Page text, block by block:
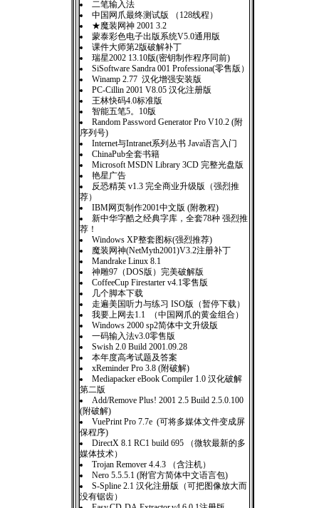
二笔输入法
中国网爪最终测试版 （128线程）
★魔装网神 2001 3.2
蒙泰彩色电子出版系统V5.0通用版
课件大师第2版破解补丁
瑞星2002 13.10版(密钥制作程序同前)
SiSoftware Sandra 001 Professiona(零售版）
Winamp 2.77 汉化增强安装版
PC-Cillin 2001 V8.05 汉化注册版
王林快码4.0标准版
智能五笔5。10版
Random Password Generator Pro V10.2 (附
序列号)
Internet与Intranet系列丛书 Java语言入门
ChinaPub全套书籍
Microsoft MSDN Library 3CD 完整光盘版
艳星广告
反恐精英 v1.3 完全商业升级版（强烈推
荐）
IBM网页制作2001中文版 (附教程)
新中华字酷之经典字库，全套78种 强烈推
荐！
Windows XP整套图标(强烈推荐)
魔装网神(NetMyth2001)V3.2注册补丁
Mandrake Linux 8.1
神雕97（DOS版）完美破解版
CoffeeCup Firestarter v4.1零售版
几个脚本下载
走遍美国听力与练习 ISO版（暂停下载）
我要上网去1.1 （中国网爪的黄金组合）
Windows 2000 sp2简体中文升级版
一码输入法v3.0零售版
Swish 2.0 Build 2001.09.28
本年度高考试题及答案
xReminder Pro 3.8 (附破解)
Mediapacker eBook Compiler 1.0 汉化破解
第二版
Add/Remove Plus! 2001 2.5 Build 2.5.0.100
(附破解)
VuePrint Pro 7.7e (可将多媒体文件变成屏
保程序)
DirectX 8.1 RC1 build 695 （微软最新的多
媒体技术）
Trojan Remover 4.4.3 （含注机）
Nero 5.5.5.1 (附官方简体中文语言包)
S-Spline 2.1 汉化注册版（可把图像放大而
没有锯齿）